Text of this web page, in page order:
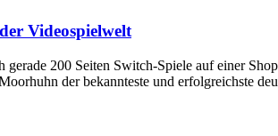
Videospielwelt
gerade 200 Seiten Switch-Spiele auf einer
der bekannteste und erfolgreichste